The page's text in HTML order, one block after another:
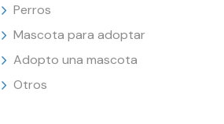
Perros
Mascota para adoptar
Adopto una mascota
Otros